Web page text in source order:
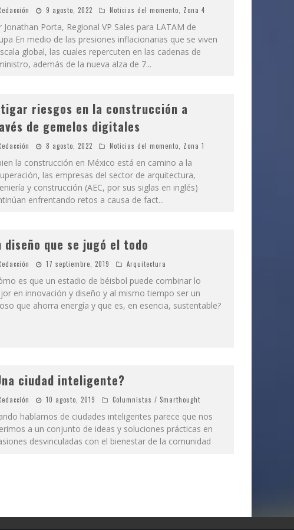
9 agosto, 2022 Noticias del momento Zona 4
Jonathan Porta, Regional VP Sales para LATAM de
En medio de las presiones inflacionarias que se viven
global, las cuales repercuten en las cadenas de
además de la nueva alza de 7...
riesgos en la construcción a
de gemelos digitales
8 agosto, 2022 Noticias del momento Zona 1
la construcción en México está en camino a la
las empresas del sector de arquitectura,
y construcción (AEC, por sus siglas en inglés)
enfrentando retos a causa de fact...
diseño que se jugó el todo
17 septiembre, 2019 Arquitectura
es que un estadio de béisbol puede combinar lo
en innovación y diseño y al mismo tiempo ser un
que ahorra energía y que es, en esencia, sustentable?
ciudad inteligente?
10 agosto, 2019 Columnistas / Smarthought
hablamos de ciudades inteligentes parece que nos
a un conjunto de ideas y soluciones prácticas en
desvinculadas con el bienestar de la comunidad